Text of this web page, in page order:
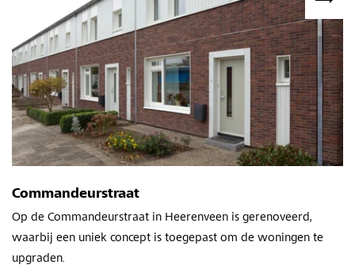
Commandeurstraat
Op de Commandeurstraat in Heerenveen is gerenoveerd,
waarbij een uniek concept is toegepast om de woningen te
upgraden.